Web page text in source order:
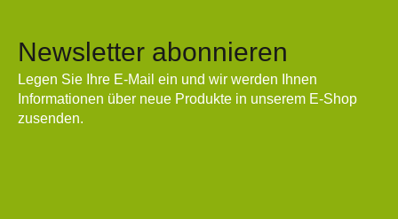
Newsletter abonnieren
Legen Sie Ihre E-Mail ein und wir werden Ihnen
Informationen über neue Produkte in unserem E-Shop
zusenden.